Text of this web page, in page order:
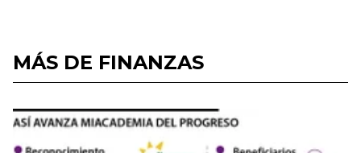
MÁS DE FINANZAS